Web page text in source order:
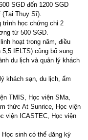
SGD đến 1200 SGD
Thụy Sĩ).
học chứng chỉ 2
từ 500 SGD.
hoạt trong năm, điều
IELTS) cũng bổ sung
du lịch và quản lý khách
khách sạn, du lịch, ẩm
TMIS, Học viện SMa,
thức At Sunrice, Học viện
viện ICASTEC, Học viện
sinh có thể đăng ký